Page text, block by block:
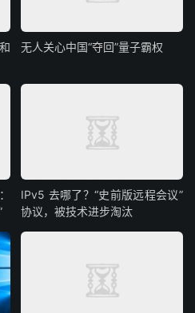
无人关心中国“夺回”量子霸权
IPv5 去哪了？“史前版远程会议”
协议，被技术进步淘汰